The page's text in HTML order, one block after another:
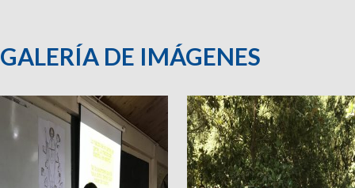
GALERÍA DE IMÁGENES